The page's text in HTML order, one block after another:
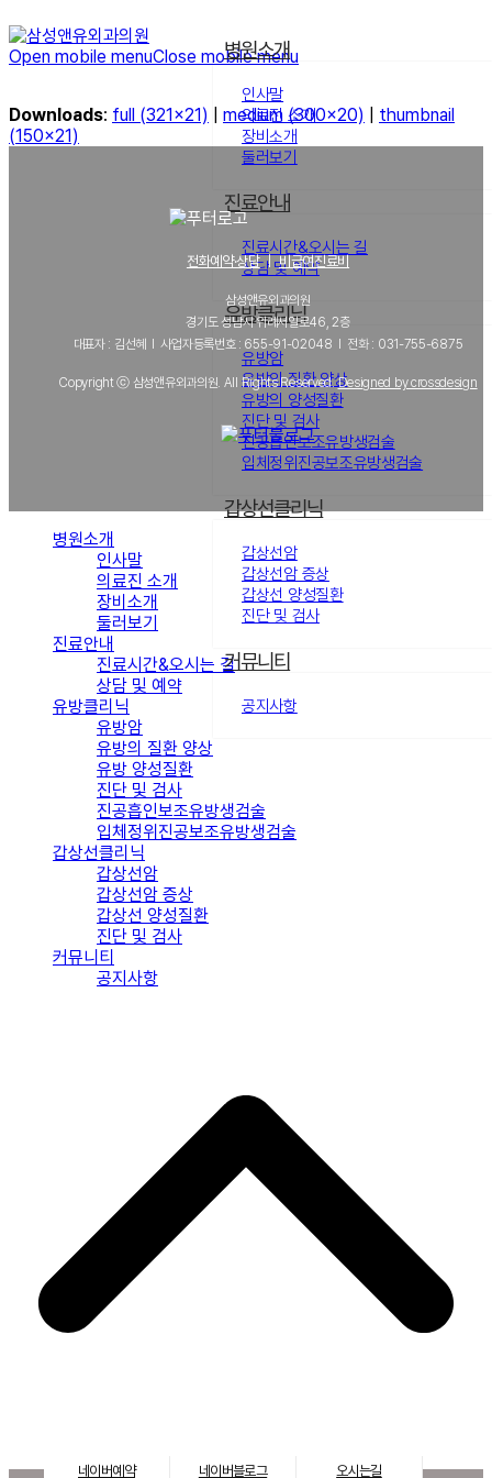
병원소개
인사말
의료진 소개
장비소개
둘러보기
진료안내
진료시간&오시는 길
상담 및 예약
유방클리닉
유방암
유방의 질환 양상
유방의 양성질환
진단 및 검사
진공흡인보조유방생검술
입체정위진공보조유방생검술
갑상선클리닉
갑상선암
갑상선암 증상
갑상선 양성질환
진단 및 검사
커뮤니티
공지사항
Open mobile menuClose mobile menu
Downloads: full (321x21) medium (300x20)
thumbnail
(150x21)
전화예약·상담｜비급여진료비
삼성앤유외과의원
경기도 성남시 위례서일로46, 2층
대표자 : 김선혜 l 사업자등록번호 : 655-91-02048 l 전화 : 031-755-6875
Copyright ⓒ 삼성앤유외과의원. All Rights Reserved.Designed by crossdesign
네이버예약 네이버블로그 오시는길
병원소개
인사말
의료진 소개
장비소개
둘러보기
진료안내
진료시간&오시는 길
상담 및 예약
유방클리닉
유방암
유방의 질환 양상
유방 양성질환
진단 및 검사
진공흡인보조유방생검술
입체정위진공보조유방생검술
갑상선클리닉
갑상선암
갑상선암 증상
갑상선 양성질환
진단 및 검사
커뮤니티
공지사항